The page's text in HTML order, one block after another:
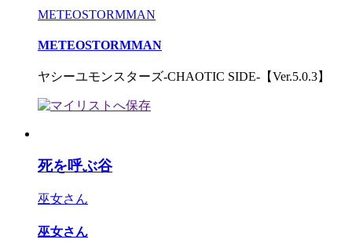
METEOSTORMMAN
METEOSTORMMAN
ヤシーユモンスターズ-CHAOTIC SIDE-【Ver.5.0.3】
死を呼ぶ谷
巫女さん
巫女さん